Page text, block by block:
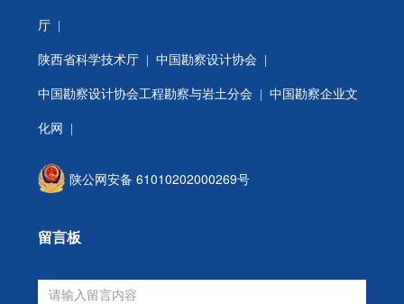
厅
陕西省科学技术厅 |中国勘察设计协会
中国勘察设计协会工程勘察与岩土分会 | 中国勘察企业文
化网 |
陕公网安备 61010202000269号
留言板